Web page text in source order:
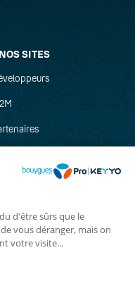
d'être sûrs que le
vous déranger, mais on
votre visite...
NOS SITES